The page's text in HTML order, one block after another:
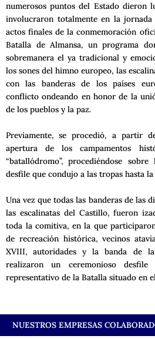
numerosos puntos del Estado dieron
involucraron totalmente en la
actos finales de la conmemoración
Batalla de Almansa, un programa
sobremanera el ya tradicional y
los sones del himno europeo, las
con las banderas de los países
conflicto ondeando en honor de la
de los pueblos y la paz.
Previamente, se procedió, a partir
apertura de los campamentos
“batallódromo”, procediéndose
desfile que condujo a las tropas hasta
Una vez que todas las banderas de las
las escalinatas del Castillo, fueron
toda la comitiva, en la que
de recreación histórica, vecinos
XVIII, autoridades y la banda de
realizaron un ceremonioso
representativo de la Batalla situado en
NUESTROS EMPRESAS